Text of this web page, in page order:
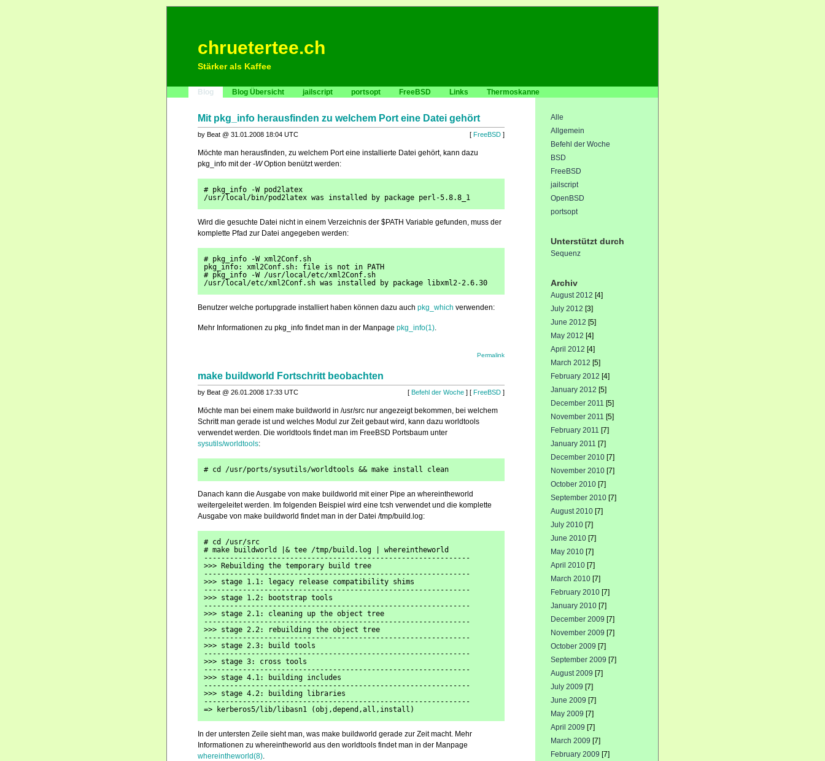
chruetertee.ch
Stärker als Kaffee
Blog Blog Übersicht jailscript portsopt FreeBSD Links Thermoskanne
Alle
Allgemein
Befehl der Woche
BSD
FreeBSD
jailscript
OpenBSD
portsopt
Unterstützt durch
Sequenz
Archiv
August 2012 [4]
July 2012 [3]
June 2012 [5]
May 2012 [4]
April 2012 [4]
March 2012 [5]
February 2012 [4]
January 2012 [5]
December 2011 [5]
November 2011 [5]
February 2011 [7]
January 2011 [7]
December 2010 [7]
November 2010 [7]
October 2010 [7]
September 2010 [7]
August 2010 [7]
July 2010 [7]
June 2010 [7]
May 2010 [7]
April 2010 [7]
March 2010 [7]
February 2010 [7]
January 2010 [7]
December 2009 [7]
November 2009 [7]
October 2009 [7]
September 2009 [7]
August 2009 [7]
July 2009 [7]
June 2009 [7]
May 2009 [7]
April 2009 [7]
March 2009 [7]
February 2009 [7]
Mit pkg_info herausfinden zu welchem Port eine Datei gehört
[ FreeBSD ]
by Beat @ 31.01.2008 18:04 UTC
Möchte man herausfinden, zu welchem Port eine installierte Datei gehört, kann dazu
pkg_info mit der -WOption benützt werden:
# pkg_info -W pod2latex
/usr/local/bin/pod2latex was installed by package perl-5.8.8_1
Wird die gesuchte Datei nicht in einem Verzeichnis der $PATH Variable gefunden, muss der
komplette Pfad zur Datei angegeben werden:
# pkg_info -W xml2Conf.sh
pkg_info: xml2Conf.sh: file is not in PATH
# pkg_info -W /usr/local/etc/xml2Conf.sh
/usr/local/etc/xml2Conf.sh was installed by package libxml2-2.6.30
Benutzer welche portupgrade installiert haben können dazu auch pkg_which verwenden:
Mehr Informationen zu pkg_info findet man in der Manpage pkg_info(1).
Permalink
make buildworld Fortschritt beobachten
[ Befehl der Woche ] [ FreeBSD ]
by Beat @ 26.01.2008 17:33 UTC
Möchte man bei einem make buildworld in /usr/src nur angezeigt bekommen, bei welchem
Schritt man gerade ist und welches Modul zur Zeit gebaut wird, kann dazu worldtools
verwendet werden. Die worldtools findet man im FreeBSD Portsbaum unter
sysutils/worldtools:
# cd /usr/ports/sysutils/worldtools && make install clean
Danach kann die Ausgabe von make buildworld mit einer Pipe an whereintheworld
weitergeleitet werden. Im folgenden Beispiel wird eine tcsh verwendet und die komplette
Ausgabe von make buildworld findet man in der Datei /tmp/build.log:
# cd /usr/src
# make buildworld |& tee /tmp/build.log | whereintheworld
--------------------------------------------------------------
>>> Rebuilding the temporary build tree
--------------------------------------------------------------
>>> stage 1.1: legacy release compatibility shims
--------------------------------------------------------------
>>> stage 1.2: bootstrap tools
--------------------------------------------------------------
>>> stage 2.1: cleaning up the object tree
--------------------------------------------------------------
>>> stage 2.2: rebuilding the object tree
--------------------------------------------------------------
>>> stage 2.3: build tools
--------------------------------------------------------------
>>> stage 3: cross tools
--------------------------------------------------------------
>>> stage 4.1: building includes
--------------------------------------------------------------
>>> stage 4.2: building libraries
--------------------------------------------------------------
=> kerberos5/lib/libasn1 (obj,depend,all,install)
In der untersten Zeile sieht man, was make buildworld gerade zur Zeit macht. Mehr
Informationen zu whereintheworld aus den worldtools findet man in der Manpage
whereintheworld(8).